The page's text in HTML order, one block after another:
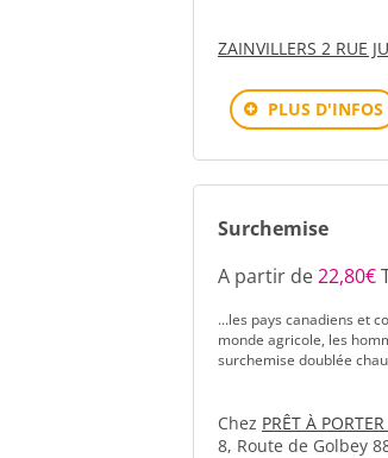
ZAINVILLERS 2 RUE
PLUS D'INFOS
Surchemise
A partir de22,80€
...les pays canadiens et
monde agricole, les
surchemise doublée
Chez PRÊT À
8, Route de Golbey